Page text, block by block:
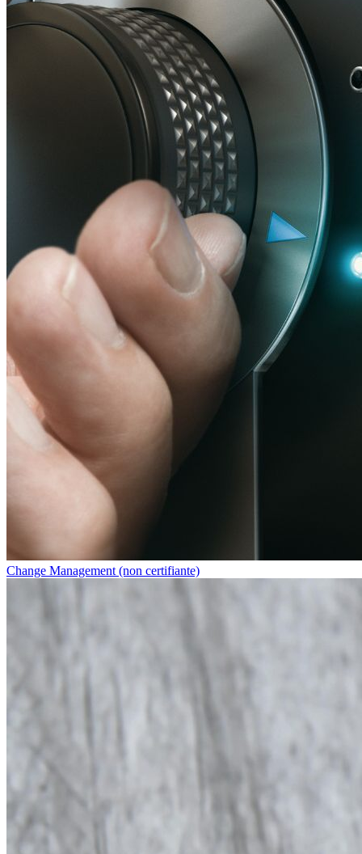
Change Management (non certifiante)